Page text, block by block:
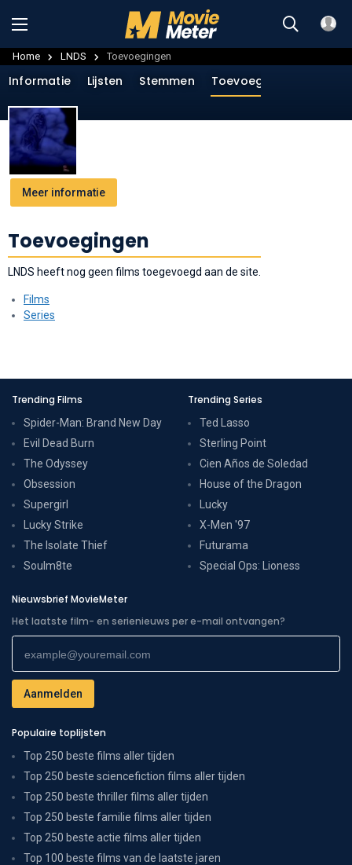
Home LNDS Toevoegingen
Meer informatie
Informatie Lijsten Stemmen Toevoegingen
Toevoegingen
LNDS heeft nog geen films toegevoegd aan de site.
Films
Series
Trending Films
Spider-Man: Brand New Day
Evil Dead Burn
The Odyssey
Obsession
Supergirl
Lucky Strike
The Isolate Thief
Soulm8te
Trending Series
Ted Lasso
Sterling Point
Cien Años de Soledad
House of the Dragon
Lucky
X-Men '97
Futurama
Special Ops: Lioness
Nieuwsbrief MovieMeter
Het laatste film- en serienieuws per e-mail ontvangen?
Populaire toplijsten
Top 250 beste films aller tijden
Top 250 beste sciencefiction films aller tijden
Top 250 beste thriller films aller tijden
Top 250 beste familie films aller tijden
Top 250 beste actie films aller tijden
Top 100 beste films van de laatste jaren